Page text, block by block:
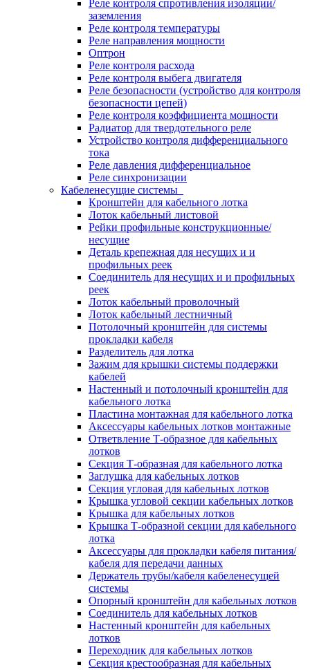
Реле контроля спротивления изоляции/
заземления
Реле контроля температуры
Реле направления мощности
Оптрон
Реле контроля расхода
Реле контроля выбега двигателя
Реле безопасности (устройство для контроля
безопасности цепей)
Реле контроля коэффициента мощности
Радиатор для твердотельного реле
Устройство контроля дифференциального
тока
Реле давления дифференциальное
Реле синхронизации
Кабеленесущие системы
Кронштейн для кабельного лотка
Лоток кабельный листовой
Рейки профильные конструкционные/
несущие
Деталь крепежная для несущих и и
профильных реек
Соединитель для несущих и и профильных
реек
Лоток кабельный проволочный
Лоток кабельный лестничный
Потолочный кронштейн для системы
прокладки кабеля
Разделитель для лотка
Зажим для крышки системы поддержки
кабелей
Настенный и потолочный кронштейн для
кабельного лотка
Пластина монтажная для кабельного лотка
Аксессуары кабельных лотков монтажные
Ответвление Т-образное для кабельных
лотков
Секция Т-образная для кабельного лотка
Заглушка для кабельных лотков
Секция угловая для кабельных лотков
Крышка угловой секции кабельных лотков
Крышка для кабельных лотков
Крышка Т-образной секции для кабельного
лотка
Аксессуары для прокладки кабеля питания/
кабеля для передачи данных
Держатель трубы/кабеля кабеленесущей
системы
Опорный кронштейн для кабельных лотков
Соединитель для кабельных лотков
Настенный кронштейн для кабельных
лотков
Переходник для кабельных лотков
Секция крестообразная для кабельных